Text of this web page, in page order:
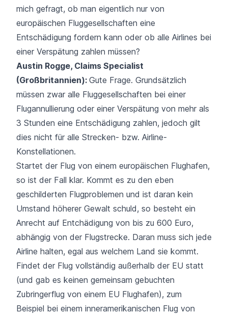
mich gefragt, ob man eigentlich nur von
europäischen Fluggesellschaften eine
Entschädigung fordern kann oder ob alle Airlines bei
einer Verspätung zahlen müssen?
Austin Rogge, Claims Specialist
(Großbritannien): Gute Frage. Grundsätzlich
müssen zwar alle Fluggesellschaften bei einer
Flugannullierung oder einer Verspätung von mehr als
3 Stunden eine Entschädigung zahlen, jedoch gilt
dies nicht für alle Strecken- bzw. Airline-
Konstellationen.
Startet der Flug von einem europäischen Flughafen,
so ist der Fall klar. Kommt es zu den eben
geschilderten Flugproblemen und ist daran kein
Umstand höherer Gewalt schuld, so besteht ein
Anrecht auf Entchädigung von bis zu 600 Euro,
abhängig von der Flugstrecke. Daran muss sich jede
Airline halten, egal aus welchem Land sie kommt.
Findet der Flug vollständig außerhalb der EU statt
(und gab es keinen gemeinsam gebuchten
Zubringerflug von einem EU Flughafen), zum
Beispiel bei einem inneramerikanischen Flug von